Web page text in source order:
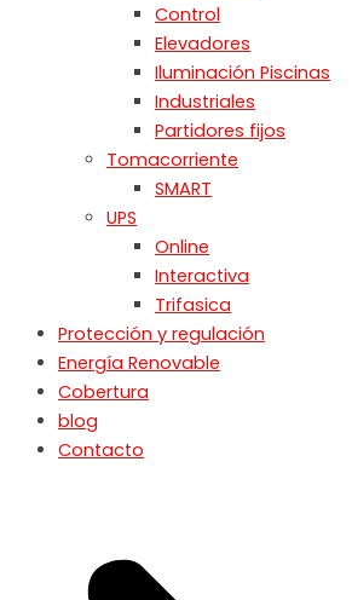
Control
Elevadores
Iluminación Piscinas
Industriales
Partidores fijos
Tomacorriente
SMART
UPS
Online
Interactiva
Trifasica
Protección y regulación
Energía Renovable
Cobertura
blog
Contacto